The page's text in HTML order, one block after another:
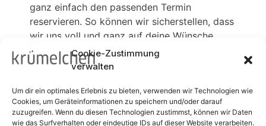
Cookie-Zustimmung
verwalten
Um dir ein optimales Erlebnis zu bieten, verwenden wir Technologien wie
Cookies, um Geräteinformationen zu speichern und/oder darauf
zuzugreifen. Wenn du diesen Technologien zustimmst, können wir Daten
wie das Surfverhalten oder eindeutige IDs auf dieser Website verarbeiten.
ganz einfach den passenden Termin
reservieren. So können wir sicherstellen, dass
wir uns voll und ganz auf deine Wünsche
konzentrieren und du keine Wartezeiten hast.
informieren möchtest, ruf uns gerne an oder
schreib uns eine E-Mail – wir sind jederzeit
für dich da. Wir freuen uns darauf, dich bald